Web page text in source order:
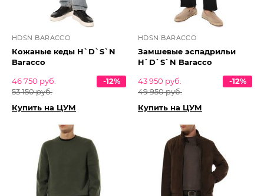
HDSN BARACCO
Кожаные кеды H`D`S`N
Baracco
46 750 руб.
53 150 руб.
-12%
Купить на ЦУМ
HDSN BARACCO
Замшевые эспадрильи
H`D`S`N Baracco
43 950 руб.
49 950 руб.
-12%
Купить на ЦУМ